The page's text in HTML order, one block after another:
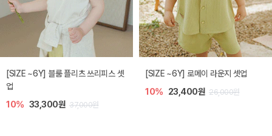
[SIZE ~6Y] 블룸 플리츠 쓰리피스 셋
업
10% 33,300원 37,000원
[SIZE ~6Y] 로메이 라운지 셋업
10% 23,400원 26,000원